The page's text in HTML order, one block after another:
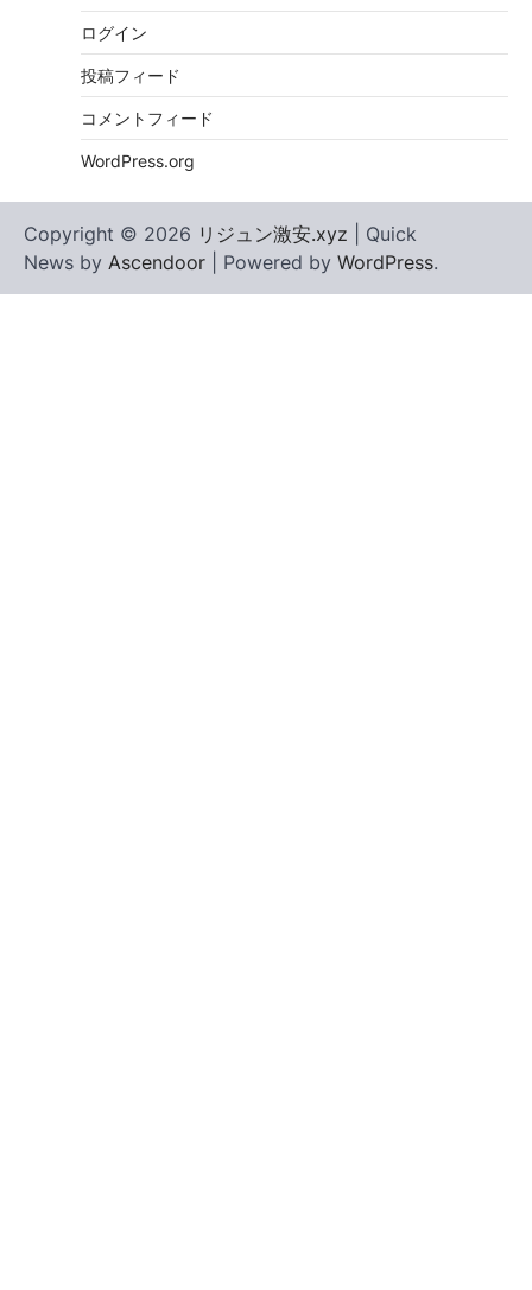
ログイン
投稿フィード
コメントフィード
WordPress.org
Copyright © 2026 リジュン激安.xyz | Quick
News by Ascendoor | Powered by WordPress.